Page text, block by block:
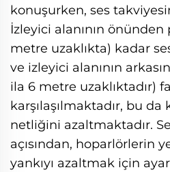
konuşurken, ses
İzleyici alanının
metre uzaklıkta) kadar
ve izleyici alanının
ila 6 metre uzaklıktadır)
karşılaşılmaktadır, bu da
netliğini azaltmaktadır.
açısından, hoparlörlerin
yankıyı azaltmak için